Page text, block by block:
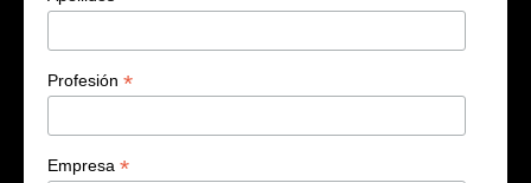
Profesión *
Empresa *